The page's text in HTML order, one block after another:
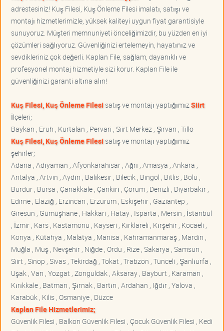
adrestesiniz! Kuş Filesi, Kuş Önleme Filesi imalatı, satışı ve
montajı hizmetlerimizle, yüksek kaliteyi uygun fiyat garantisiyle
sunuyoruz. Müşteri memnuniyeti önceliğimizdir, bu yüzden en iyi
çözümleri sağlıyoruz. Güvenliğinizi ertelemeyin, hayatınız ve
sevdikleriniz çok değerli. Kaplan File, sağlam, dayanıklı ve
profesyonel montaj hizmetiyle sizi korur. Kaplan File ile
güvenliğinizi garanti altına alın!
Kuş Filesi, Kuş Önleme Filesisatış ve montajı yaptığımız Siirt
İlçeleri;
Baykan , Eruh , Kurtalan , Pervari , Siirt Merkez , Şirvan , Tillo
Kuş Filesi, Kuş Önleme Filesisatış ve montajı yaptığımız
şehirler;
Adana , Adıyaman , Afyonkarahisar , Ağrı , Amasya , Ankara ,
Antalya , Artvin , Aydın , Balıkesir , Bilecik , Bingöl , Bitlis , Bolu ,
Burdur , Bursa , Çanakkale , Çankırı , Çorum , Denizli , Diyarbakır ,
Edirne , Elazığ , Erzincan , Erzurum , Eskişehir , Gaziantep ,
Giresun , Gümüşhane , Hakkari , Hatay , Isparta , Mersin , İstanbul
, İzmir , Kars , Kastamonu , Kayseri , Kırklareli , Kırşehir , Kocaeli ,
Konya , Kütahya , Malatya , Manisa , Kahramanmaraş , Mardin ,
Muğla , Muş , Nevşehir , Niğde , Ordu , Rize , Sakarya , Samsun ,
Siirt , Sinop , Sivas , Tekirdağ , Tokat , Trabzon , Tunceli , Şanlıurfa ,
Uşak , Van , Yozgat , Zonguldak , Aksaray , Bayburt , Karaman ,
Kırıkkale , Batman , Şırnak , Bartın , Ardahan , Iğdır , Yalova ,
Karabük , Kilis , Osmaniye , Düzce
Kaplan File Hizmetlerimiz;
Güvenlik Filesi , Balkon Güvenlik Filesi , Çocuk Güvenlik Filesi , Kedi